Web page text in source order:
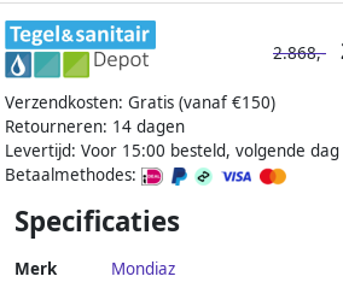
Verzendkosten: Gratis (vanaf €150)
Retourneren: 14 dagen
Levertijd: Voor 15:00 besteld, volgende dag
Betaalmethodes:
2.868,-
Specificaties
Merk Mondiaz